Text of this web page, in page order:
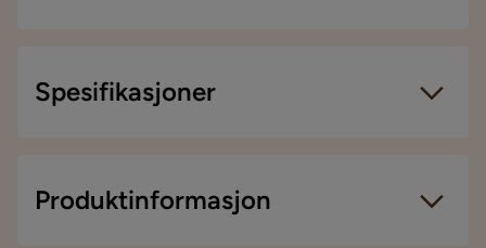
Spesifikasjoner
Størrelse
Produktinformasjon